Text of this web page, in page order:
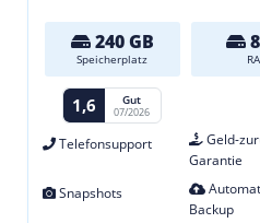
240 GB
Speicherplatz
1,6 Gut
07/2026
Telefonsupport
Geld-
Garantie
Snapshots
Backup